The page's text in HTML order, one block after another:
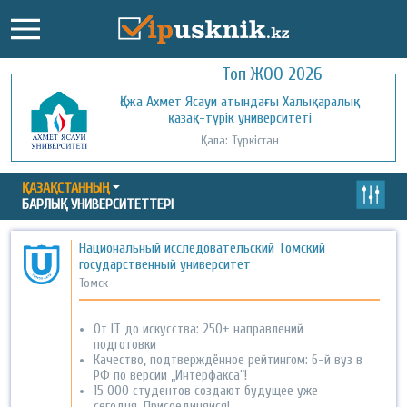
Топ ЖОО 2026
Қызылорда ашық университеті
Қала: Қызылорда
Қожа Ахмет Ясауи атындағы Халықаралық
қазақ-түрік университеті
Қала: Түркістан
ҚАЗАҚСТАННЫҢ
БАРЛЫҚ УНИВЕРСИТЕТТЕРІ
Национальный исследовательский Томский
государственный университет
Томск
От IT до искусства: 250+ направлений
подготовки
Качество, подтверждённое рейтингом: 6-й вуз в
РФ по версии „Интерфакса“!
15 000 студентов создают будущее уже